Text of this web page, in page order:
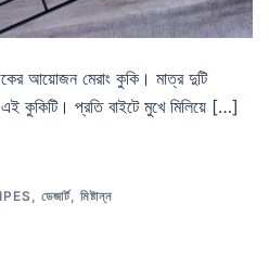
আয়োজন মেরাং কুকি। মাত্র দুটি
কুকিটি। প্রতি বাইটে মুখে মিলিয়ে […]
ডেজার্ট, মিষ্টান্ন